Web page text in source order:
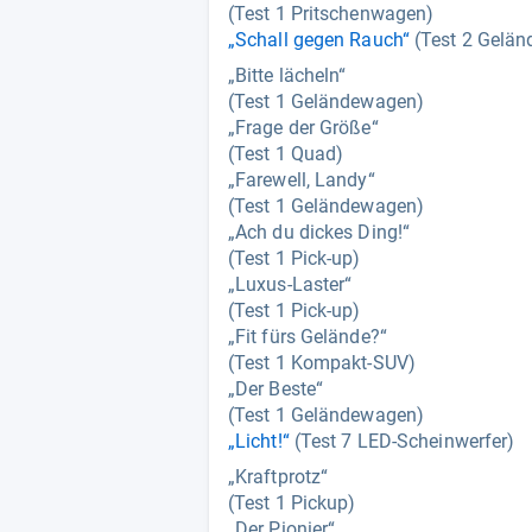
(Test 1 Pritschenwagen)
„Schall gegen Rauch“(Test 2
„Bitte lächeln“
(Test 1 Geländewagen)
„Frage der Größe“
(Test 1 Quad)
„Farewell, Landy“
(Test 1 Geländewagen)
„Ach du dickes Ding!“
(Test 1 Pick-up)
„Luxus-Laster“
(Test 1 Pick-up)
„Fit fürs Gelände?“
(Test 1 Kompakt-SUV)
„Der Beste“
(Test 1 Geländewagen)
„Licht!“(Test 7 LED-Scheinwerfer)
„Kraftprotz“
(Test 1 Pickup)